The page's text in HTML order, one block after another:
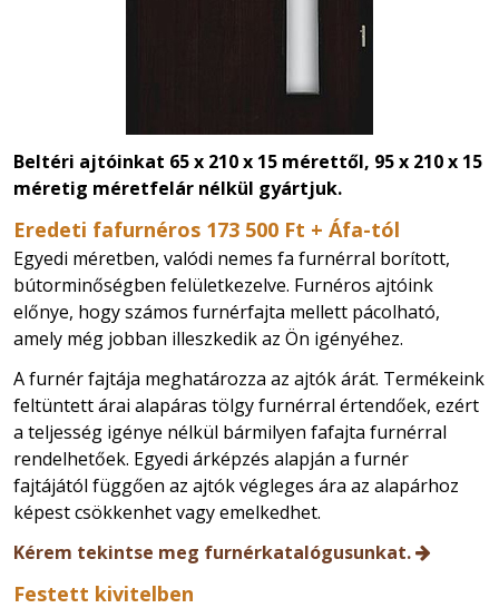
Beltéri ajtóinkat 65 x 210 x 15 mérettől, 95 x 210 x 15
méretig méretfelár nélkül gyártjuk.
Eredeti fafurnéros 173 500 Ft + Áfa-tól
Egyedi méretben, valódi nemes fa furnérral borított,
bútorminőségben felületkezelve. Furnéros ajtóink
előnye, hogy számos furnérfajta mellett pácolható,
amely még jobban illeszkedik az Ön igényéhez.
A furnér fajtája meghatározza az ajtók árát. Termékeink
feltüntett árai alapáras tölgy furnérral értendőek, ezért
a teljesség igénye nélkül bármilyen fafajta furnérral
rendelhetőek. Egyedi árképzés alapján a furnér
fajtájától függően az ajtók végleges ára az alapárhoz
képest csökkenhet vagy emelkedhet.
Kérem tekintse meg furnérkatalógusunkat.
Festett kivitelben